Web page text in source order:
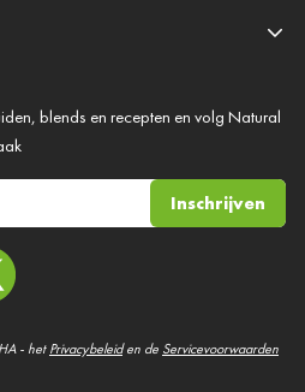
blends en recepten en volg Natural
Inschrijven
- hetPrivacybeleiden de Servicevoorwaarden